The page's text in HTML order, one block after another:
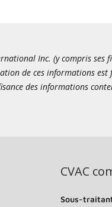
Inc. (y compris ses
de ces informations est
des informations
CVAC
Sous-